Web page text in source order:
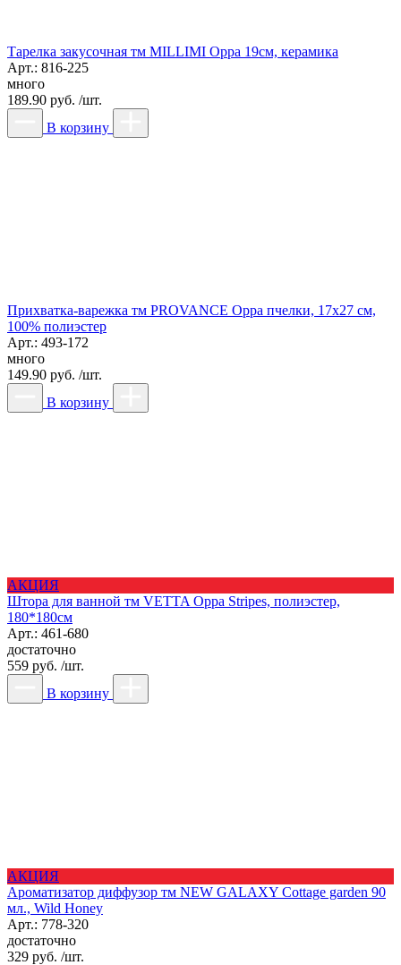
Тарелка закусочная тм MILLIMI Орра 19см, керамика
Арт.: 816-225
много
189.90 руб. /шт.
В корзину
Прихватка-варежка тм PROVANCE Орра пчелки, 17х27 см,
100% полиэстер
Арт.: 493-172
много
149.90 руб. /шт.
В корзину
АКЦИЯ
Штора для ванной тм VETTA Орра Stripes, полиэстер,
180*180см
Арт.: 461-680
достаточно
559 руб. /шт.
В корзину
АКЦИЯ
Ароматизатор диффузор тм NEW GALAXY Cottage garden 90
мл., Wild Honey
Арт.: 778-320
достаточно
329 руб. /шт.